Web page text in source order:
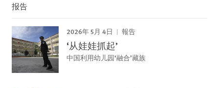
报告
2026年 5月 4日 報告
‘从娃娃抓起’
中国利用幼儿园‘融合’藏族